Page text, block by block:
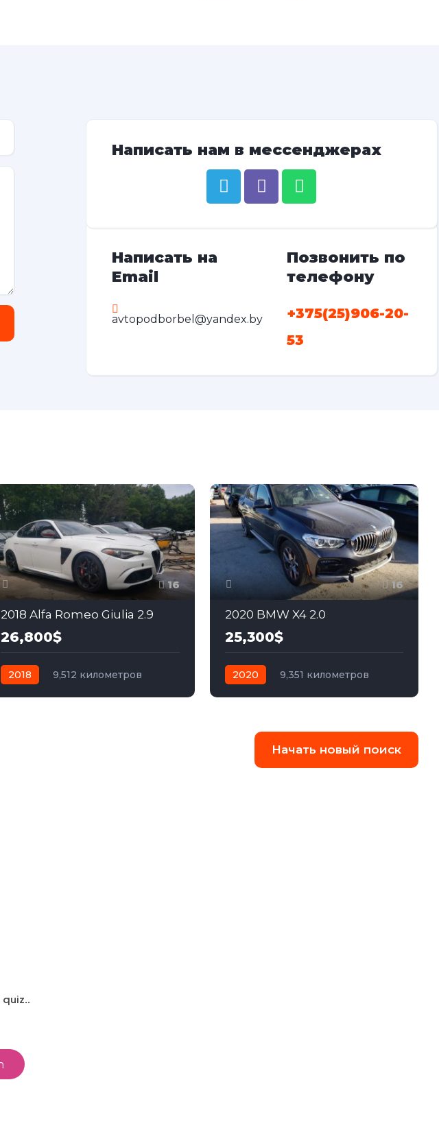
Написать нам в мессенджерах
Написать на
Email
avtopodborbel@yandex.by
Позвонить по
телефону
+375(25)906-20-
53
16
2018 Alfa Romeo Giulia 2.9
26,800$
2018
9,512 километров
16
2020 BMW X4 2.0
25,300$
2020
9,351 километров
Начать новый поиск